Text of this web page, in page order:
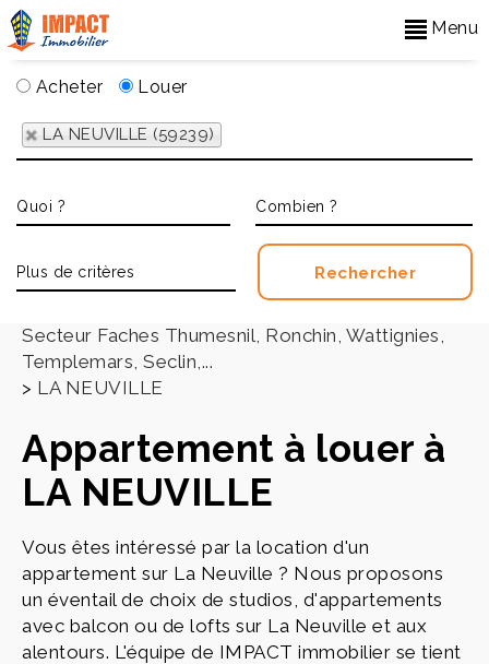
Menu
Acheter Louer
LA NEUVILLE (59239)
Secteur Faches Thumesnil, Ronchin, Wattignies,
Templemars, Seclin,...
> LA NEUVILLE
Appartement à louer à
LA NEUVILLE
Vous êtes intéressé par la location d'un
appartement sur La Neuville ? Nous proposons
un éventail de choix de studios, d'appartements
avec balcon ou de lofts sur La Neuville et aux
alentours. L'équipe de IMPACT immobilier se tient